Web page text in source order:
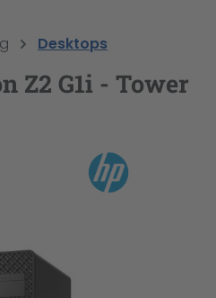
Desktops
Z2 G1i - Tower